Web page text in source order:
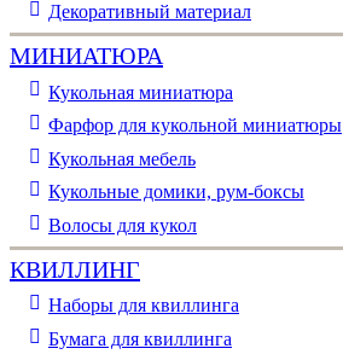
Декоративный материал
МИНИАТЮРА
Кукольная миниатюра
Фарфор для кукольной миниатюры
Кукольная мебель
Кукольные домики, рум-боксы
Волосы для кукол
КВИЛЛИНГ
Наборы для квиллинга
Бумага для квиллинга